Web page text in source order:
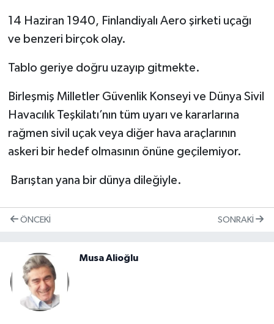
14 Haziran 1940, Finlandiyalı Aero şirketi uçağı
ve benzeri birçok olay.
Tablo geriye doğru uzayıp gitmekte.
Birleşmiş Milletler Güvenlik Konseyi ve Dünya Sivil
Havacılık Teşkilatı’nın tüm uyarı ve kararlarına
rağmen sivil uçak veya diğer hava araçlarının
askeri bir hedef olmasının önüne geçilemiyor.
Barıştan yana bir dünya dileğiyle.
ÖNCEKI SONRAKI
Musa Alioğlu